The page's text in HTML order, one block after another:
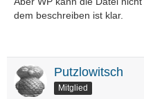
dem beschreiben ist klar.
Putzlowitsch
Mitglied